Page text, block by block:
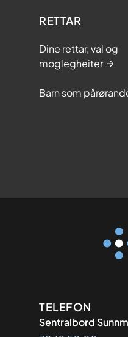
RETTAR
Dine rettar, val og
moglegheiter
Barn som
TELEFON
Sentralbord